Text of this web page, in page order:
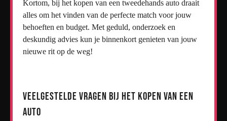
Kortom, bij het kopen van een tweedehands auto draait
alles om het vinden van de perfecte match voor jouw
behoeften en budget. Met geduld, onderzoek en
deskundig advies kun je binnenkort genieten van jouw
nieuwe rit op de weg!
Veelgestelde Vragen bij het Kopen van een
Auto